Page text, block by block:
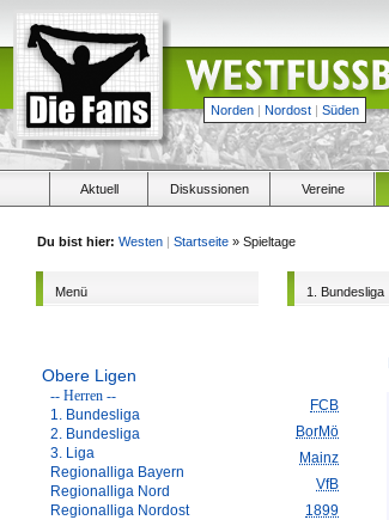
Norden | Nordost | Süden
Aktuell Diskussionen Vereine
Du bist hier: Westen | Startseite » Spieltage
Menü
Obere Ligen
-- Herren --
1. Bundesliga
2. Bundesliga
3. Liga
Regionalliga Bayern
Regionalliga Nord
Regionalliga Nordost
1. Bundesliga
FCB
BorMö
Mainz
VfB
1899